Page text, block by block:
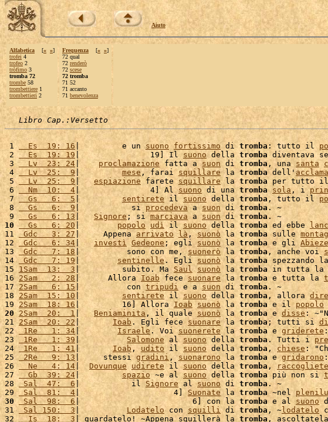
Aiuto
Alfabetica [« »]
trofei 4
trofeo 2
tròfimo 3
tromba 72
trombe 58
trombettiere 1
trombettieri 2
Frequenza [« »]
72 qual
72 renderò
72 scese
72 tromba
71 52
71 accanto
71 benevolenza
Libro Cap.:Versetto
1
  Es  19: 16
|         e un suono fortissimo di tromba : tutto il
2
  Es  19: 19
|               19] Il suono della tromba diventava
3
  Lv  23: 24
| proclamazione fatta a suon di tromba , una santa
4
  Lv  25:  9
| mese , farai squillare la tromba dell'
5
  Lv  25:  9
| espiazione farete squillare la tromba per tutto
6
  Nm  10:  4
|               4] Al suono di una tromba sola , i
7
  Gs   6:  5
| sentirete il suono della tromba , tutto il
8
  Gs   6:  9
|           si procedeva a suon di tromba . ~
9
  Gs   6: 13
| Signore ; si marciava a suon di tromba
10
  Gs   6: 20
| popolo udì il suono della tromba ed ebbe
11 Gdc   3: 27 |     Appena arrivato là , suonò la tromba sulle
12
Gdc   6: 34 | investì Gedeone; egli suonò la tromba e gli
13
Gdc   7: 18|          sono con me, suonerò la tromba, anche voi
14 Gdc   7: 19 | sentinelle. Egli suonò la tromba spezzando
15 1Sam  13:  3 |         subito. Ma Saul suonò la tromba in tutta la
16 2Sam   2: 28 |      Allora Ioab fece suonare la tromba e tutta la
17 2Sam   6: 15|          con tripudi e a suon di tromba. ~
18 2Sam  15: 10 | sentirete il suono della tromba , allora
19 2Sam  18: 16 |         16] Allora Ioab suonò la tromba e il popolo
20 2Sam  20:  1 | Beniaminita , il quale suonò la tromba e disse :
21 2Sam  20: 22| Ioab . Egli fece suonare la tromba; tutti si
22 1Re   1: 34 | Israele . Voi suonerete la tromba e griderete
23
1Re   1: 39 | Salomone al suono della tromba . Tutti i
24
1Re   1: 41| Ioab , udito il suono della tromba , chiese :
25 2Re   9: 13 |     stessi gradini, suonarono la tromba e gridarono
26
  Ne   4: 14
| Dovunque udirete il suono della tromba ,
27
  Gb  39: 24
| spazio ~e al suono della tromba più non si
28 Sal  47:  6 |           il Signore al suono di tromba. ~
29
Sal  81:  4 |                    4] Suonate la tromba ~nel
30
Sal  98:  6|                        6] con la tromba e al suono
31 Sal 150:  3 | Lodatelo con squilli di tromba , ~ lodatelo
32
  Is  18:  3
| guardatelo! ~Appena squillerà la tromba ,